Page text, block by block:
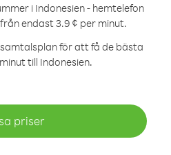
i Indonesien - hemtelefon
endast 3.9 ¢ per minut.
för att få de bästa
till Indonesien.
priser